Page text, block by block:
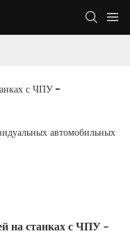
с ЧПУ –
автомобильных
на станках с ЧПУ –